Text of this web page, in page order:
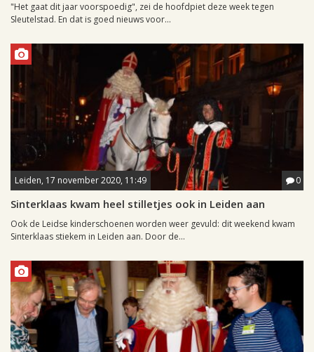
"Het gaat dit jaar voorspoedig", zei de hoofdpiet deze week tegen
Sleutelstad. En dat is goed nieuws voor...
Leiden, 17 november 2020, 11:49 0
Sinterklaas kwam heel stilletjes ook in Leiden aan
Ook de Leidse kinderschoenen worden weer gevuld: dit weekend kwam
Sinterklaas stiekem in Leiden aan. Door de...